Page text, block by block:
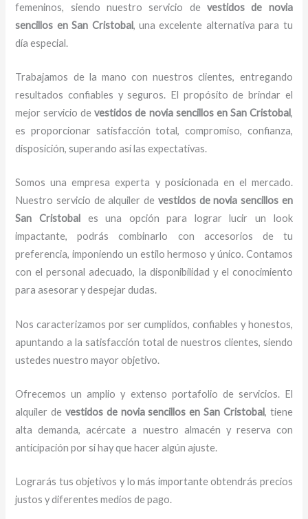
femeninos, siendo nuestro servicio de vestidos de novia
sencillos en San Cristobal, una excelente alternativa para tu
día especial.
Trabajamos de la mano con nuestros clientes, entregando
resultados confiables y seguros. El propósito de brindar el
mejor servicio devestidos de novia sencillos en San Cristobal,
es proporcionar satisfacción total, compromiso, confianza,
disposición, superando así las expectativas.
Somos una empresa experta y posicionada en el mercado.
Nuestro servicio de alquiler de vestidos de novia sencillos en
San Cristobal es una opción para lograr lucir un look
impactante, podrás combinarlo con accesorios de tu
preferencia, imponiendo un estilo hermoso y único. Contamos
con el personal adecuado, la disponibilidad y el conocimiento
para asesorar y despejar dudas.
Nos caracterizamos por ser cumplidos, confiables y honestos,
apuntando a la satisfacción total de nuestros clientes, siendo
ustedes nuestro mayor objetivo.
Ofrecemos un amplio y extenso portafolio de servicios. El
alquiler devestidos de novia sencillos en San Cristobal, tiene
alta demanda, acércate a nuestro almacén y reserva con
anticipación por si hay que hacer algún ajuste.
Lograrás tus objetivos y lo más importante obtendrás precios
justos y diferentes medios de pago.